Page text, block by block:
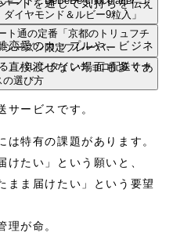
イヤモンド＆ルビー9粒入」
ト通の定番「京都のトリュフチ
シーズン限定フレーバー
、バレンタインチョコ配送サー
の選び方
ートを通じて気持ちを伝え
恋愛のカップルや、ビジネ
直接渡せない場面も多くあ
サービスです。
特有の課題があります。
たい」という願いと、
まま届けたい」という要望
理が命。